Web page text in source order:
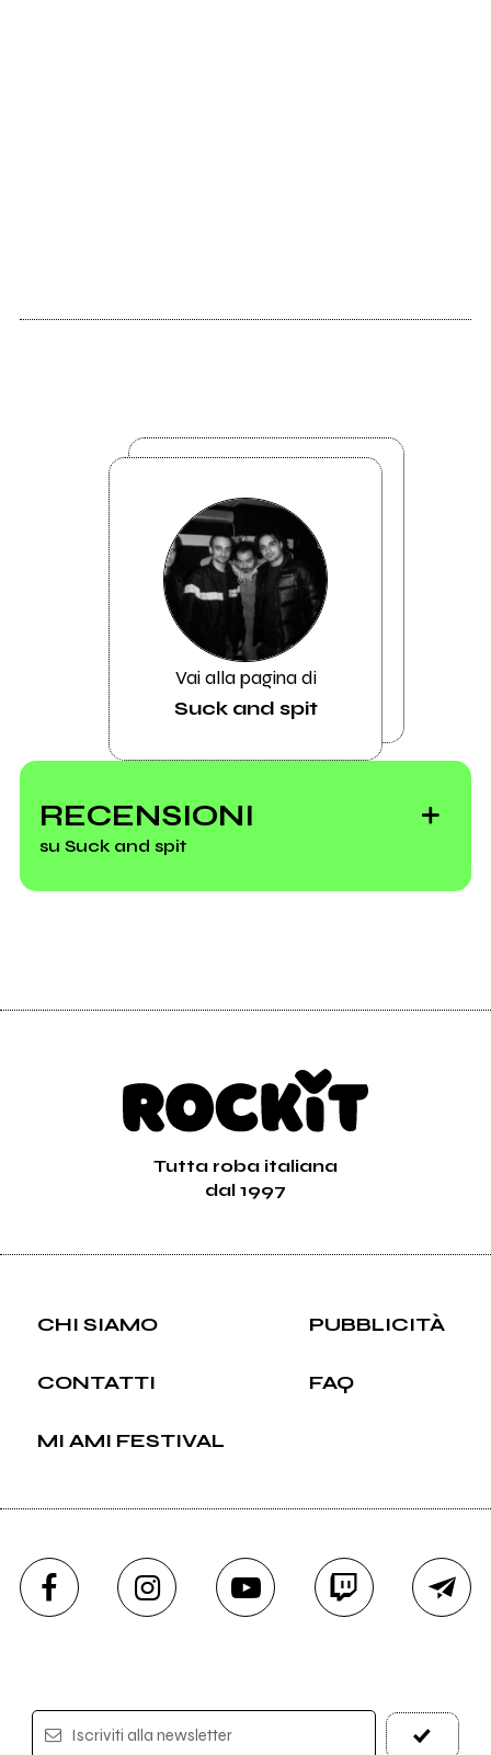
Vai alla pagina di
Suck and spit
RECENSIONI
su Suck and spit
2000
Spittle
Tutta roba italiana
dal 1997
CHI SIAMO PUBBLICITÀ
CONTATTI FAQ
MI AMI FESTIVAL
Iscriviti alla newsletter